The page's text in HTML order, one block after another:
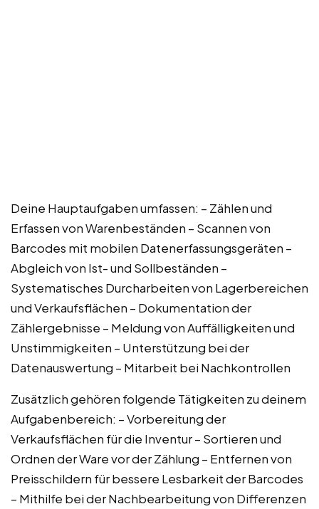
Deine Hauptaufgaben umfassen: – Zählen und
Erfassen von Warenbeständen – Scannen von
Barcodes mit mobilen Datenerfassungsgeräten –
Abgleich von Ist- und Sollbeständen –
Systematisches Durcharbeiten von Lagerbereichen
und Verkaufsflächen – Dokumentation der
Zählergebnisse – Meldung von Auffälligkeiten und
Unstimmigkeiten – Unterstützung bei der
Datenauswertung – Mitarbeit bei Nachkontrollen
Zusätzlich gehören folgende Tätigkeiten zu deinem
Aufgabenbereich: – Vorbereitung der
Verkaufsflächen für die Inventur – Sortieren und
Ordnen der Ware vor der Zählung – Entfernen von
Preisschildern für bessere Lesbarkeit der Barcodes
– Mithilfe bei der Nachbearbeitung von Differenzen